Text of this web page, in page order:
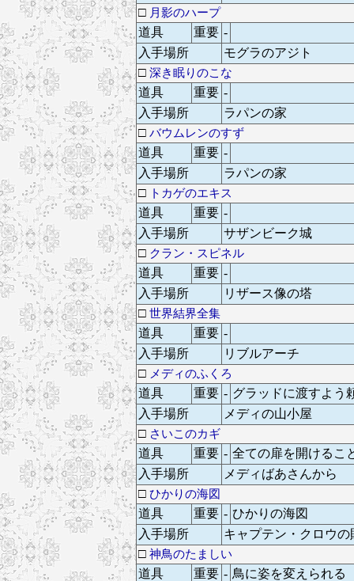
□ 月影のハープ
道具 重要 -
入手場所
モグラのアジト
□ 深き眠りのこな
道具 重要 -
入手場所
ラパンの家
□ バウムレンのすず
道具 重要 -
入手場所
ラパンの家
□ トカゲのエキス
道具 重要 -
入手場所
サザンビーク城
□ クラン・スピネル
道具 重要 -
入手場所
リザース像の塔
□ 世界結界全集
道具 重要 -
入手場所
リブルアーチ
□ メディのふくろ
道具 重要 - グラッドに渡すよう
入手場所
メディの山小屋
□ さいこのカギ
道具 重要 - 全ての扉を開けるこ
入手場所
メディばあさんから
□ ひかりの海図
道具 重要 - ひかりの海図
入手場所
キャプテン・クロウの
□ 神鳥のたましい
道具 重要 - 鳥に姿を変えられる